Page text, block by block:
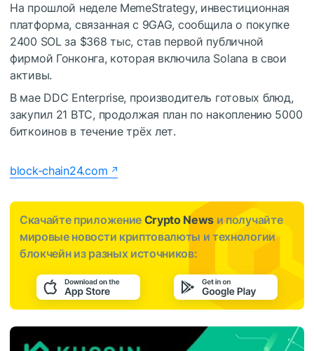
На прошлой неделе MemeStrategy, инвестиционная
платформа, связанная с 9GAG, сообщила о покупке
2400 SOL за $368 тыс, став первой публичной
фирмой Гонконга, которая включила Solana в свои
активы.
В мае DDC Enterprise, производитель готовых блюд,
закупил 21 BTC, продолжая план по накоплению 5000
биткоинов в течение трёх лет.
block-chain24.com
Скачайте приложение Crypto News и получайте
мировые новости криптовалюты и технологии
блокчейн из разных источников: